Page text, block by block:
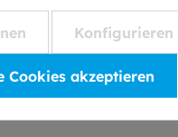
(m/w/d)
Assistenz /
Konfigurieren
Cookies akzeptieren